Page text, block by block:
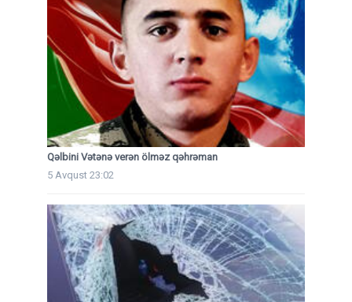
Qəlbini Vətənə verən ölməz qəhrəman
5 Avqust 23:02